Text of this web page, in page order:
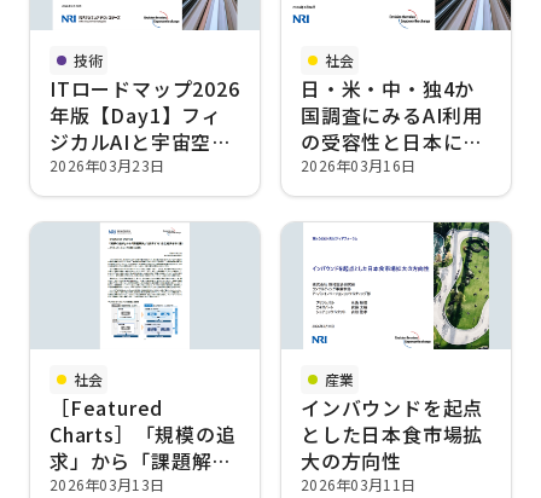
技術
ITロードマップ2026
年版【Day1】フィ
ジカルAIと宇宙空間
におけるサイバーセ
キュリティ
2026年03月23日
社会
日・米・中・独4か
国調査にみるAI利用
の受容性と日本にお
けるAI浸透の未来像
2026年03月16日
社会
［Featured
Charts］「規模の追
求」から「課題解
決」で変革する:自立
2026年03月13日
産業
インバウンドを起点
とした日本食市場拡
大の方向性
2026年03月11日